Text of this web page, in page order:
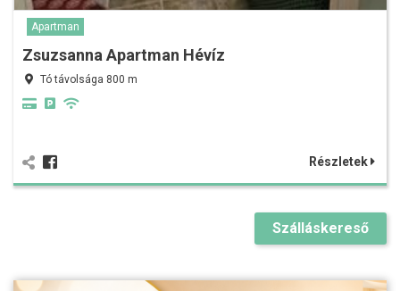
Apartman
Zsuzsanna Apartman Hévíz
Tó távolsága 800 m
Részletek
Szálláskereső